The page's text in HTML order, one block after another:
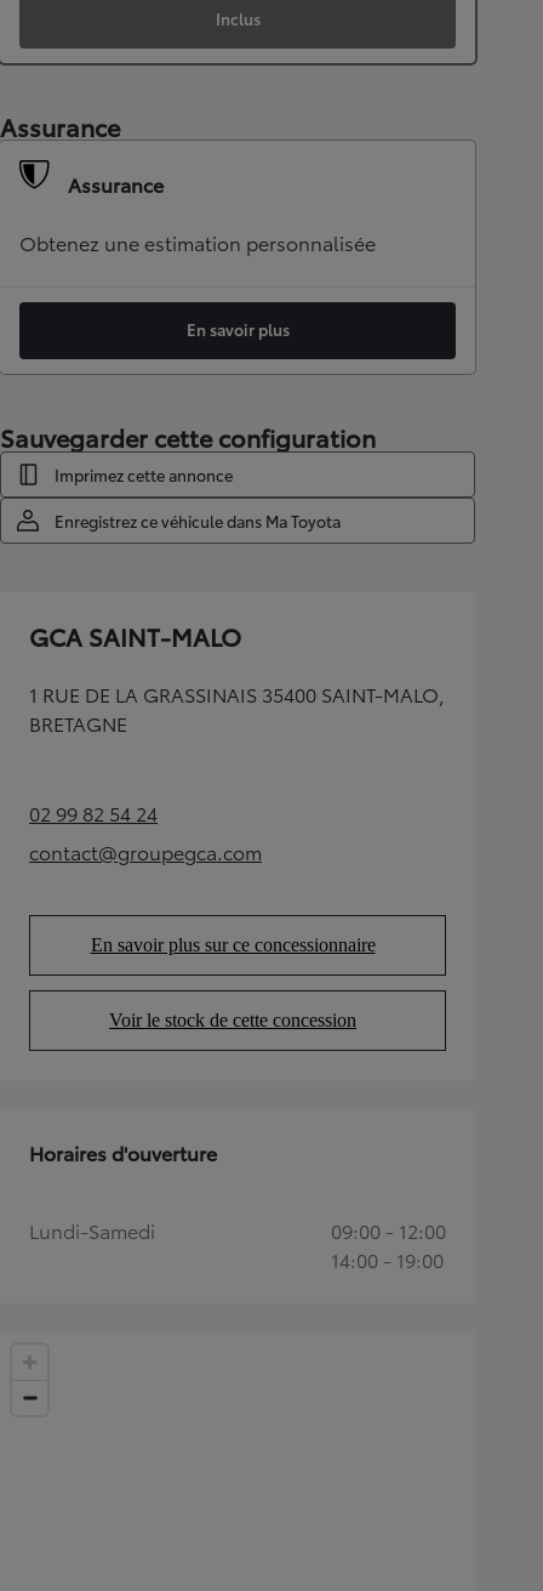
Inclus
Assurance
Assurance
Obtenez une estimation personnalisée
En savoir plus
Sauvegarder cette configuration
Imprimez cette annonce
Enregistrez ce véhicule dans Ma Toyota
GCA SAINT-MALO
1 RUE DE LA GRASSINAIS 35400 SAINT-MALO,
BRETAGNE
02 99 82 54 24(Opens in new tab)
contact@groupegca.com
(Opens in new tab)
En savoir plus sur ce concessionnaire
(Opens in new tab)
Voir le stock de cette concession
(Opens in new tab)
Horaires d'ouverture
Lundi-Samedi
09:00 - 12:00
14:00 - 19:00